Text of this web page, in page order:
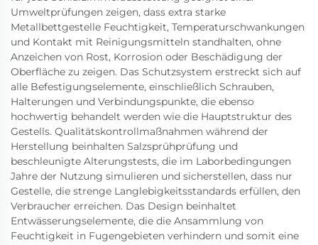
Umweltprüfungen zeigen, dass extra starke
Metallbettgestelle Feuchtigkeit, Temperaturschwankungen
und Kontakt mit Reinigungsmitteln standhalten, ohne
Anzeichen von Rost, Korrosion oder Beschädigung der
Oberfläche zu zeigen. Das Schutzsystem erstreckt sich auf
alle Befestigungselemente, einschließlich Schrauben,
Halterungen und Verbindungspunkte, die ebenso
hochwertig behandelt werden wie die Hauptstruktur des
Gestells. Qualitätskontrollmaßnahmen während der
Herstellung beinhalten Salzsprühprüfung und
beschleunigte Alterungstests, die im Laborbedingungen
Jahre der Nutzung simulieren und sicherstellen, dass nur
Gestelle, die strenge Langlebigkeitsstandards erfüllen, den
Verbraucher erreichen. Das Design beinhaltet
Entwässerungselemente, die die Ansammlung von
Feuchtigkeit in Fugengebieten verhindern und somit eine